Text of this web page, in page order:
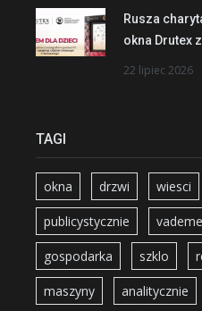
Rusza
okna Drutex
22 lipiec 2026
TAGI
okna drzwi wiesci
publicystycznie
gospodarka szklo
maszyny analitycznie